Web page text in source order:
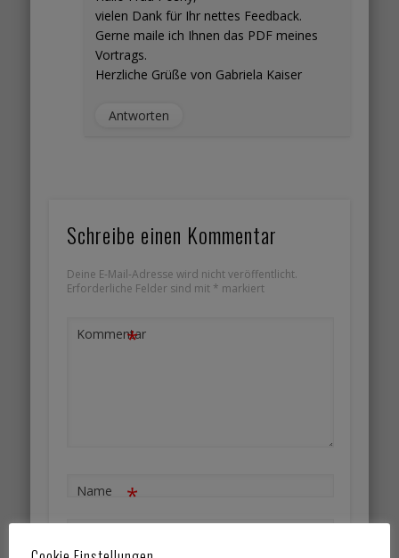
vielen Dank für Ihr nettes Feedback.
Gerne maile ich Ihnen das PDF meines
Vortrags.
Herzliche Grüße von Gabriela Kaiser
Antworten
Schreibe einen Kommentar
Deine E-Mail-Adresse wird nicht veröffentlicht.
Erforderliche Felder sind mit * markiert
Kommentar
*
Name *